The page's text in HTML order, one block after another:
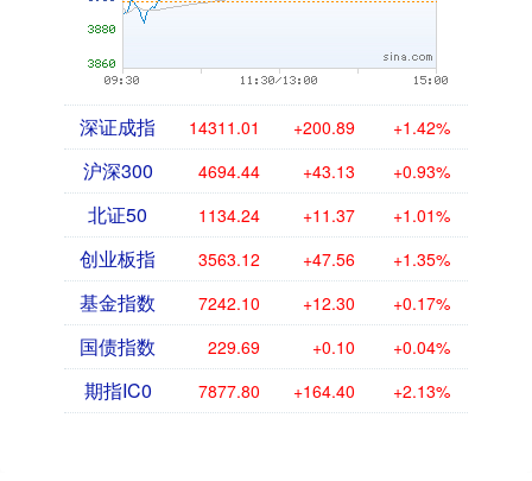
深证成指 14311.01 +200.89 +1.42%
沪深300 4694.44 +43.13 +0.93%
北证50 1134.24 +11.37 +1.01%
创业板指 3563.12 +47.56 +1.35%
基金指数 7242.10 +12.30 +0.17%
国债指数 229.69 +0.10 +0.04%
期指IC0 7877.80 +164.40 +2.13%